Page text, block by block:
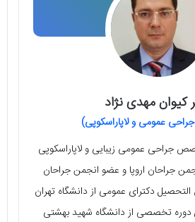
کیوان مهدی نژاد
عمومی و لاپاراسکوپی)
جراحی عمومی زیبایی و لاپاراسکوپی
جراحان اروپا و عضو انجمن جراحان
دکترای عمومی از دانشگاه تهران
دوره تخصصی از دانشگاه شهید بهشتی